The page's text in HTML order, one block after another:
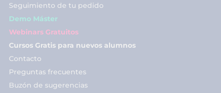
Seguimiento de tu pedido
Demo Máster
Webinars Gratuitos
Cursos Gratis para nuevos alumnos
Contacto
Preguntas frecuentes
Buzón de sugerencias